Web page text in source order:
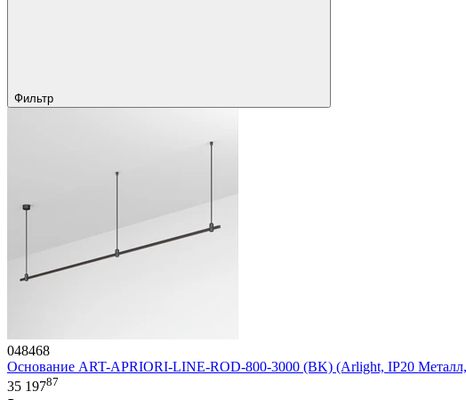
Фильтр
048468
Основание ART-APRIORI-LINE-ROD-800-3000 (BK) (Arlight, IP20 Металл,
35 19787